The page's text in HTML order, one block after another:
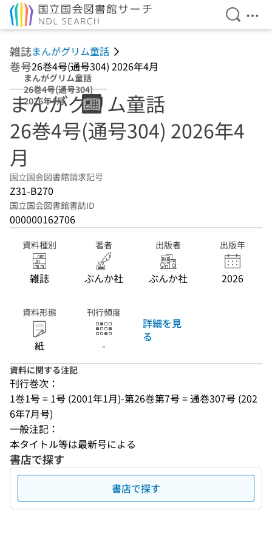
検索を
メ
雑誌まんがグリム童話
巻号26巻4号(通号304) 2026年4月
まんがグリム童話
26巻4号(通号304)
2026年4月
まんがグリム童話
26巻4号(通号304) 2026年4
月
国立国会図書館請求記号
Z31-B270
国立国会図書館書誌ID
000000162706
資料種別
雑誌
著者
ぶんか社
出版者
ぶんか社
出版年
2026
資料形態
紙
刊行頻度
-
詳細を見
る
資料に関する注記
刊行巻次：
1巻1号 = 1号 (2001年1月)-第26巻第7号 = 通巻307号 (202
6年7月号)
一般注記：
本タイトル等は最新号による
書店で探す
書店で探す